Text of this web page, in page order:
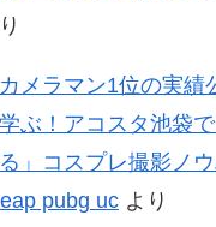
カメラマン1位の実
ぶ！アコスタ池袋
」コスプレ撮影ノ
pubg uc より